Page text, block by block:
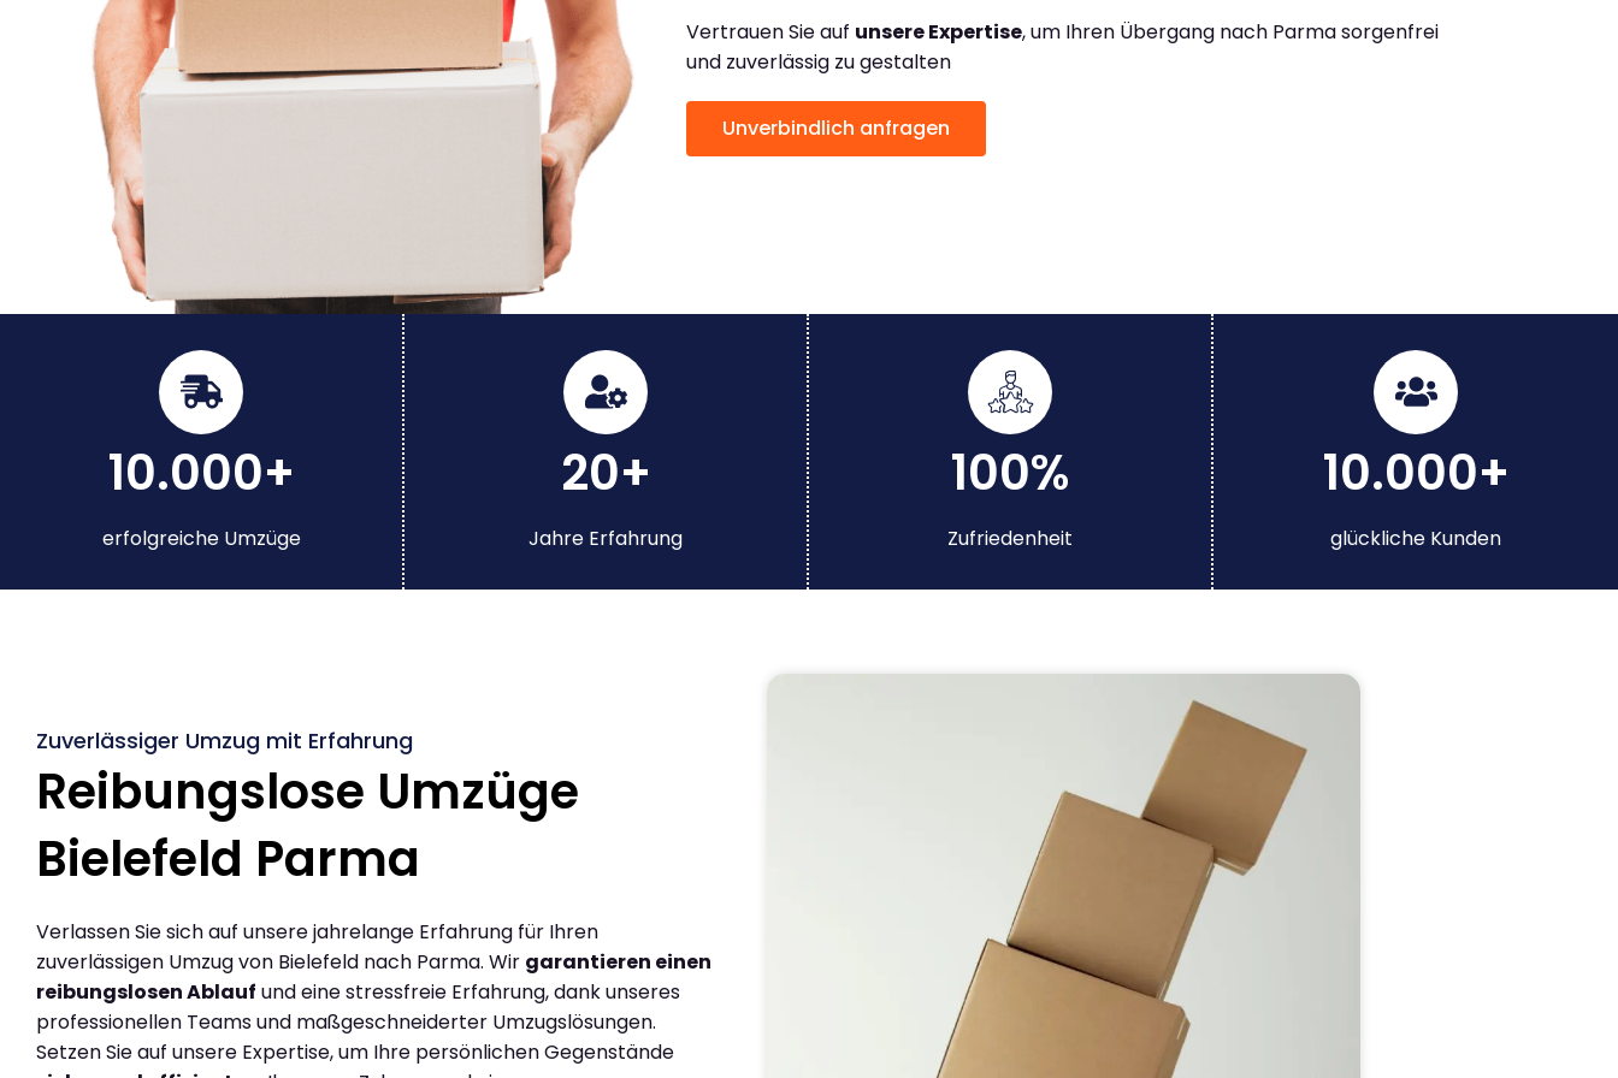
Vertrauen Sie auf unsere Expertise, um Ihren Übergang nach Parma sorgenfrei
und zuverlässig zu gestalten
Unverbindlich anfragen
10.000+
erfolgreiche Umzüge
20+
Jahre Erfahrung
100%
Zufriedenheit
10.000+
glückliche Kunden
Zuverlässiger Umzug mit Erfahrung
Reibungslose Umzüge
Bielefeld Parma
Verlassen Sie sich auf unsere jahrelange Erfahrung für Ihren
zuverlässigen Umzug von Bielefeld nach Parma. Wir garantieren einen
reibungslosen Ablauf und eine stressfreie Erfahrung, dank unseres
professionellen Teams und maßgeschneiderter Umzugslösungen.
Setzen Sie auf unsere Expertise, um Ihre persönlichen Gegenstände